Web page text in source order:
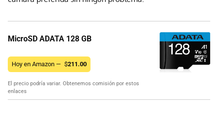
MicroSD ADATA 128 GB
Hoy en Amazon — $211.00
El precio podría variar. Obtenemos comisión por estos
enlaces